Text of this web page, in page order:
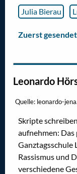
Julia Bierau
Zuerst
Leonardo
Quelle: leonardo-
Skripte
aufnehmen:
Ganztagsschule
Rassismus und
verschiedene